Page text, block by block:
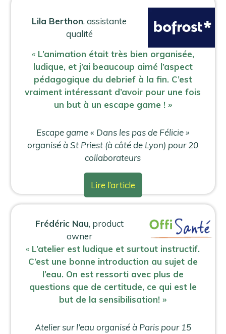
Lila Berthon, assistante
qualité
« L’animation était très bien organisée,
ludique, et j’ai beaucoup aimé l’aspect
pédagogique du debrief à la fin. C’est
vraiment intéressant d’avoir pour une fois
un but à un escape game ! »
Escape game « Dans les pas de Félicie »
organisé à St Priest (à côté de Lyon) pour 20
collaborateurs
Lire l’article
Frédéric Nau, product
owner
« L’atelier est ludique et surtout instructif.
C’est une bonne introduction au sujet de
l’eau. On est ressorti avec plus de
questions que de certitude, ce qui est le
but de la sensibilisation! »
Atelier sur l’eau organisé à Paris pour 15